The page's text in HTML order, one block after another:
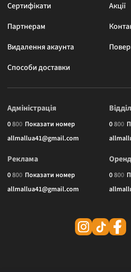
Сертифікати
Акції
Партнерам
Видалення акаунта
Способи доставки
Адміністрація
0800 Показати номер
allmallua41@gmail.com
0800
Реклама
0800 Показати номер
allmallua41@gmail.com
0800